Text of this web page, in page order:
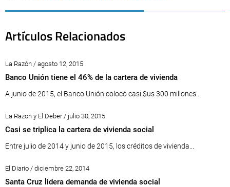
Artículos Relacionados
La Razón / agosto 12, 2015
Banco Unión tiene el 46% de la cartera de vivienda
A junio de 2015, el Banco Unión colocó casi $us 300 millones...
La Razon y El Deber / julio 30, 2015
Casi se triplica la cartera de vivienda social
Entre julio de 2014 y junio de 2015, los créditos de vivienda...
El Diario / diciembre 22, 2014
Santa Cruz lidera demanda de vivienda social